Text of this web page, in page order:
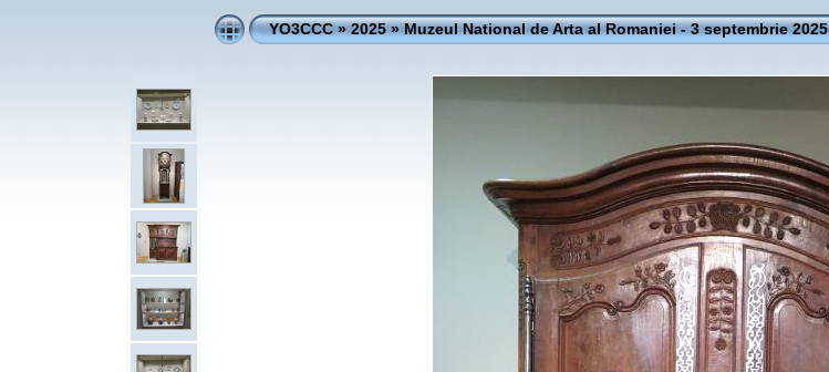
YO3CCC»2025»Muzeul National de Arta al Romaniei - 3 septembrie 2025